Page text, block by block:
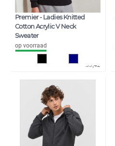
Premier - Ladies Knitted
Cotton Acrylic V Neck
Sweater
op voorraad
39,42